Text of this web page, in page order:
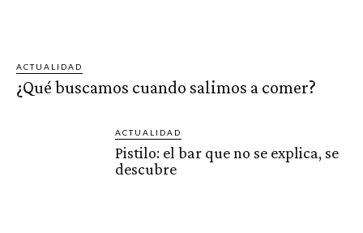
ACTUALIDAD
¿Qué buscamos cuando salimos a comer?
ACTUALIDAD
Pistilo: el bar que no se explica, se
descubre